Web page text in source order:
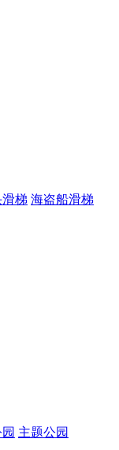
滑梯 海盗船滑梯
主题公园